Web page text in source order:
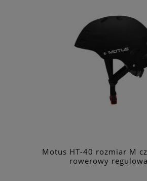
Motus HT-40 rozmiar M
rowerowy